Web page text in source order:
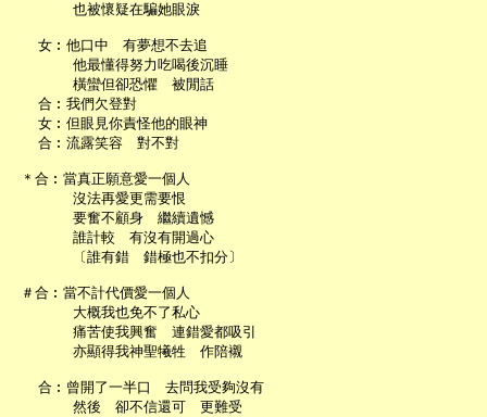
       也被懷疑在騙她眼淚
   女︰他口中　有夢想不去追
       他最懂得努力吃喝後沉睡
       橫蠻但卻恐懼　被閒話
   合︰我們欠登對
   女︰但眼見你責怪他的眼神
   合︰流露笑容　對不對
＊合︰當真正願意愛一個人
       沒法再愛更需要恨
       要奮不顧身　繼續遺憾
       誰計較　有沒有開過心
       〔誰有錯　錯極也不扣分〕
＃合︰當不計代價愛一個人
       大概我也免不了私心
       痛苦使我興奮　連錯愛都吸引
       亦顯得我神聖犧牲　作陪襯
   合︰曾開了一半口　去問我受夠沒有
       然後　卻不信還可　更難受